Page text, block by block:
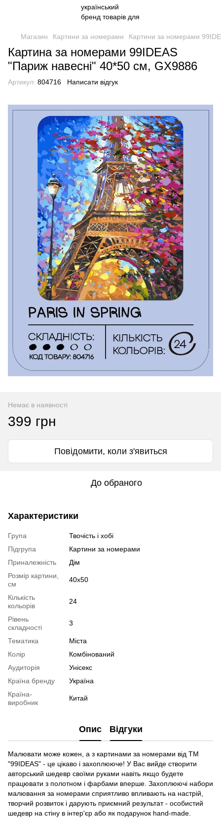
Магазин Картини за номерами Картини за номерами
Картина за номерами 99IDEAS
"Париж навесні" 40*50 см, GX9886
Артикул: 804716 Написати відгук
Немає в наявності
399 грн
Повідомити, коли з'явиться
До обраного
Характеристики
Група
Твочість і хобі
Підгрупа
Картини за номерами
Приналежність
Дім
Розмір картини,
см
40х50
Кількість
кольорів
24
Рівень
складності
3
Тематика
Міста
Колір
Комбінований
Аудиторія
Унісекс
Країна бренду
Україна
Країна-
виробник
Китай
Опис Відгуки
Малювати може кожен, а з картинами за номерами від ТМ
"99IDEAS" - це цікаво і захоплююче! У Вас вийде створити
авторський шедевр своїми руками навіть якщо будете
працювати з полотном і фарбами вперше. Захоплюючі набори
малювання за номерами сприятливо впливають на настрій,
творчий розвиток і дарують приємний результат - особистий
шедевр на стіну в інтер'єр або як подарунок hand-made.